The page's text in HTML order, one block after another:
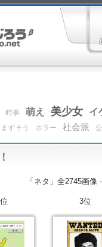
時事 萌え 美少女 イ
まずそう ホラー 社会派
「ネタ」全2745画像
3位